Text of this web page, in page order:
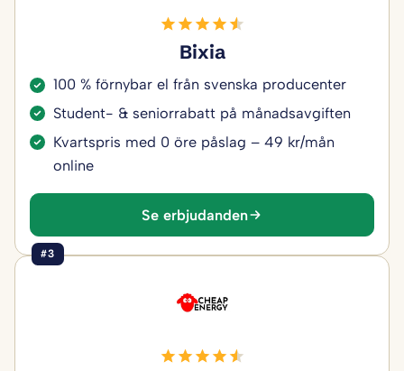
Bixia
100 % förnybar el från svenska producenter
Student- & seniorrabatt på månadsavgiften
Kvartspris med 0 öre påslag – 49 kr/mån
online
Se erbjudanden
#3